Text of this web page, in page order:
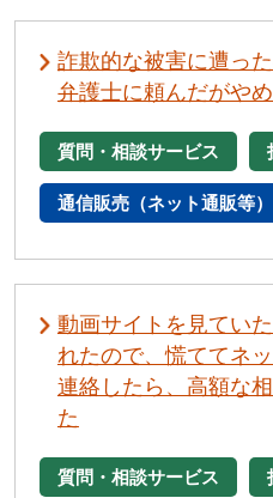
詐欺的な被害に遭っ
弁護士に頼んだがや
質問・相談サービス
通信販売（ネット通販等）
動画サイトを見てい
れたので、慌ててネ
連絡したら、高額な
た
質問・相談サービス